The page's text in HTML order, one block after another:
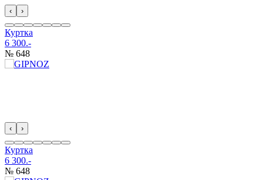
‹ ›
Куртка
6 300.-
№ 648
‹ ›
Куртка
6 300.-
№ 648